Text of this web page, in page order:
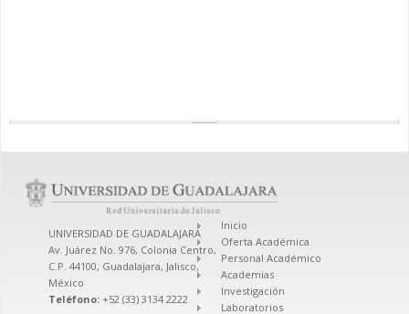
UNIVERSIDAD DE GUADALAJARA
Av. Juárez No. 976, Colonia Centro,
C.P. 44100, Guadalajara, Jalisco,
México
Teléfono: +52 (33) 3134 2222
Inicio
Oferta Académica
Personal Académico
Academias
Investigación
Laboratorios